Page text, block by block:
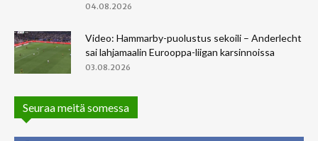
04.08.2026
Video: Hammarby-puolustus sekoili – Anderlecht
sai lahjamaalin Eurooppa-liigan karsinnoissa
03.08.2026
Seuraa meitä somessa